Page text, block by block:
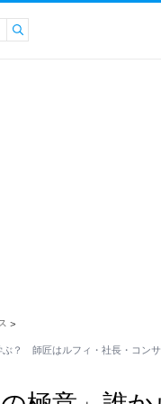
>
ぶ？ 師匠はルフィ・社長・コン